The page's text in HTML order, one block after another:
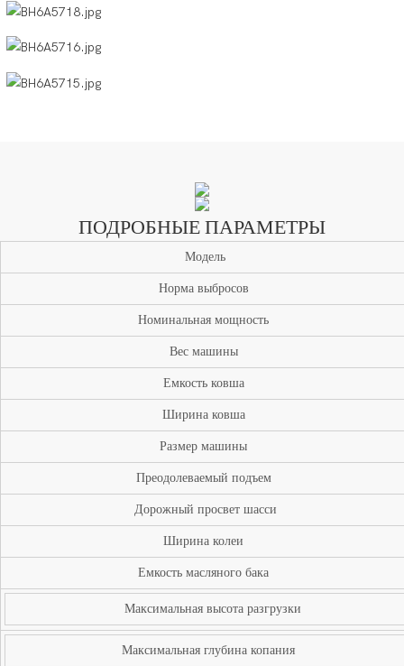
ПОДРОБНЫЕ ПАРАМЕТРЫ
Модель
Норма выбросов
Номинальная мощность
Вес машины
Емкость ковша
Ширина ковша
Размер машины
Преодолеваемый подъем
Дорожный просвет шасси
Ширина колеи
Емкость масляного бака
Максимальная высота разгрузки
Максимальная глубина копания